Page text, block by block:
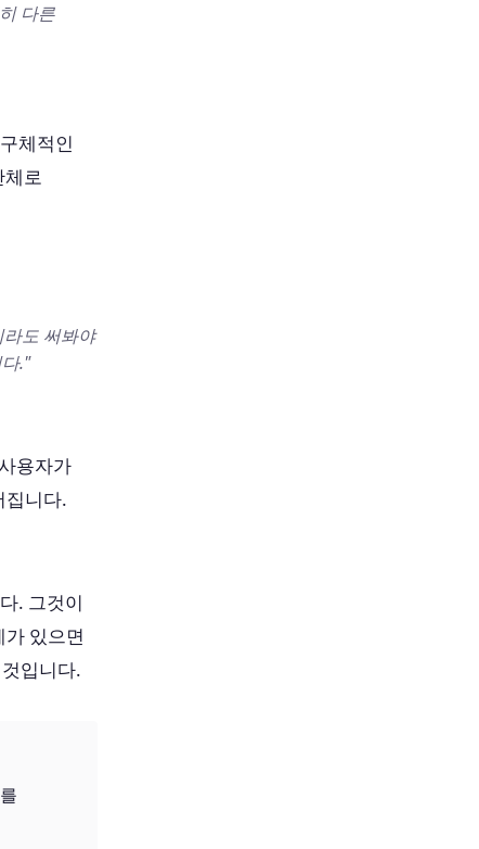
다른
체적인
체로
도 써봐야
."
용자가
집니다.
. 그것이
있으면
입니다.